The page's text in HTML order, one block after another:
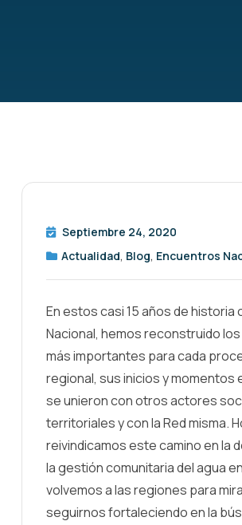
Septiembre 24, 2020
Actualidad, Blog, Encuentros
En estos casi 15 años de historia
Nacional, hemos reconstruido
más importantes para cada
regional, sus inicios y momentos
se unieron con otros actores
territoriales y con la Red misma.
reivindicamos este camino en la
la gestión comunitaria del agua
volvemos a las regiones para
seguirnos fortaleciendo en la